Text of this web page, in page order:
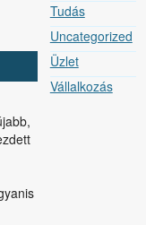
Tudás
Uncategorized
Üzlet
Vállalkozás